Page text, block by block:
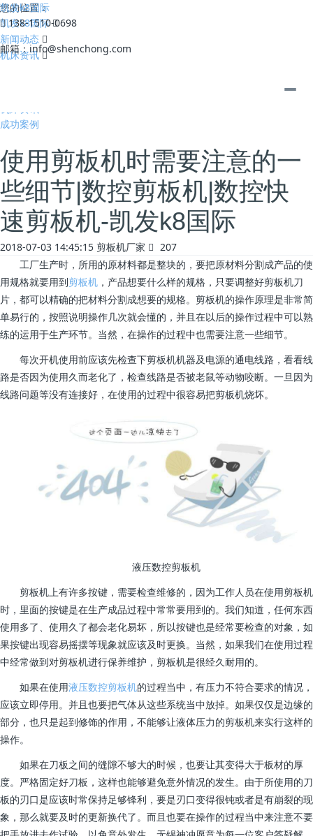
凯发k8国际
138-1510-0698
邮箱：info@shenchong.com
您的位置：
凯发k8国际
新闻动态
机床资讯
成功案例
使用剪板机时需要注意的一
些细节|数控剪板机|数控快
速剪板机-凯发k8国际
2018-07-03 14:45:15 剪板机厂家
207
工厂生产时，所用的原材料都是整块的，要把原材料分割成产品的使
用规格就要用到剪板机 ，产品想要什么样的规格，只要调整好剪板机刀
片，都可以精确的把材料分割成想要的规格。剪板机的操作原理是非常简
单易行的，按照说明操作几次就会懂的，并且在以后的操作过程中可以熟
练的运用于生产环节。当然，在操作的过程中也需要注意一些细节。
每次开机使用前应该先检查下剪板机机器及电源的通电线路，看看线
路是否因为使用久而老化了，检查线路是否被老鼠等动物咬断。一旦因为
线路问题等没有连接好，在使用的过程中很容易把剪板机烧坏。
液压数控剪板机
剪板机上有许多按键，需要检查维修的，因为工作人员在使用剪板机
时，里面的按键是在生产成品过程中常常要用到的。我们知道，任何东西
使用多了、使用久了都会老化易坏，所以按键也是经常要检查的对象，如
果按键出现容易摇摆等现象就应该及时更换。当然，如果我们在使用过程
中经常做到对剪板机进行保养维护，剪板机是很经久耐用的。
如果在使用液压数控剪板机的过程当中，有压力不符合要求的情况，
应该立即停用。并且也要把气体从这些系统当中放掉。如果仅仅是边缘的
部分，也只是起到修饰的作用，不能够让液体压力的剪板机来实行这样的
操作。
如果在刀板之间的缝隙不够大的时候，也要让其变得大于板材的厚
度。严格固定好刀板，这样也能够避免意外情况的发生。由于所使用的刀
板的刃口是应该时常保持足够锋利，要是刃口变得很钝或者是有崩裂的现
象，那么就要及时的更新换代了。而且也要在操作的过程当中来注意不要